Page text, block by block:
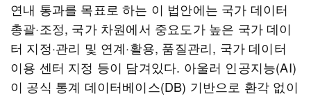
연내 통과를 목표로 하는 이 법안에는 국가 데이터
총괄·조정, 국가 차원에서 중요도가 높은 국가 데이
터 지정·관리 및 연계·활용, 품질관리, 국가 데이터
이용 센터 지정 등이 담겨있다. 아울러 인공지능(AI)
이 공식 통계 데이터베이스(DB) 기반으로 환각 없이